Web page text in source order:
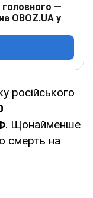
головного —
OBOZ.UA у
російського
. Щонайменше
смерть на